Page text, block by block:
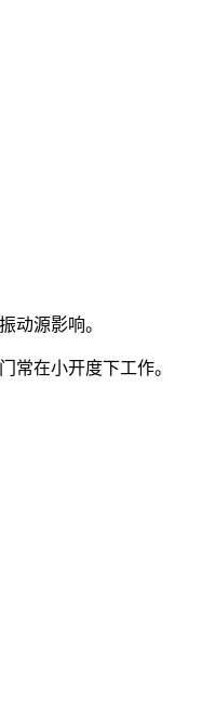
动源影响。
常在小开度下工作。